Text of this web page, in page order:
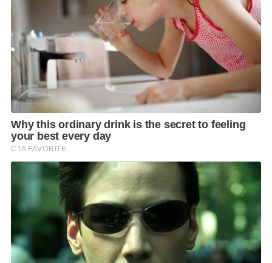
ภูริเดช ผบช.ก., พล.ต.ต.มนตรี เทศขัน ผบก.ป.,
พ.ต.อ.มนูญ แก้วก่ำ ผกก.1 บก.ป. สั่งการให้ พ.ต.ท.กฤษฎา
พลายละหาร, พ.ต.ต.เอกรัฐ จันทร์มณี, พ.ต.ต.ธีรพงศ์ ตา
บัวตูม สว.กก.1 บก.ป., พร้อมเจ้าหน้าที่ตำรวจ กก.1
บก.ป.ดำเนินการ